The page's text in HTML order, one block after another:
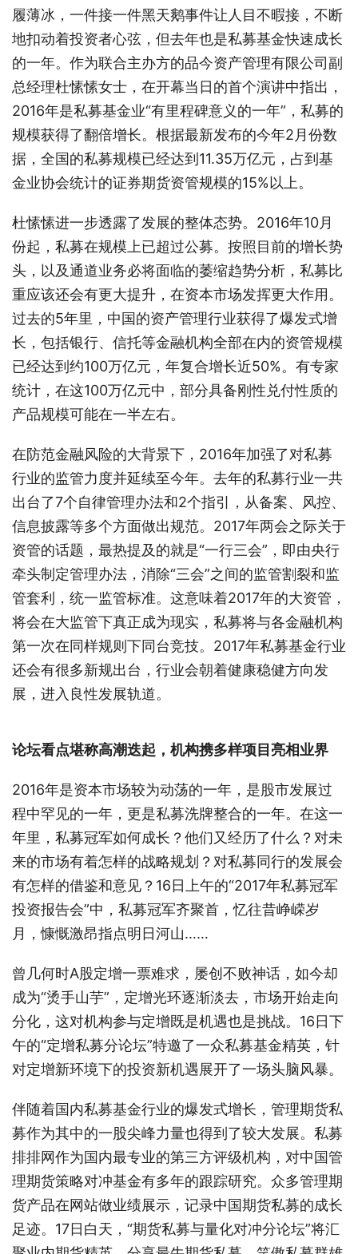
履薄冰，一件接一件黑天鹅事件让人目不暇接，不断
地扣动着投资者心弦，但去年也是私募基金快速成长
的一年。作为联合主办方的品今资产管理有限公司副
总经理杜愫愫女士，在开幕当日的首个演讲中指出，
2016年是私募基金业“有里程碑意义的一年”，私募的
规模获得了翻倍增长。根据最新发布的今年2月份数
据，全国的私募规模已经达到11.35万亿元，占到基
金业协会统计的证券期货资管规模的15%以上。
杜愫愫进一步透露了发展的整体态势。2016年10月
份起，私募在规模上已超过公募。按照目前的增长势
头，以及通道业务必将面临的萎缩趋势分析，私募比
重应该还会有更大提升，在资本市场发挥更大作用。
过去的5年里，中国的资产管理行业获得了爆发式增
长，包括银行、信托等金融机构全部在内的资管规模
已经达到约100万亿元，年复合增长近50%。有专家
统计，在这100万亿元中，部分具备刚性兑付性质的
产品规模可能在一半左右。
在防范金融风险的大背景下，2016年加强了对私募
行业的监管力度并延续至今年。去年的私募行业一共
出台了7个自律管理办法和2个指引，从备案、风控、
信息披露等多个方面做出规范。2017年两会之际关于
资管的话题，最热提及的就是“一行三会”，即由央行
牵头制定管理办法，消除“三会”之间的监管割裂和监
管套利，统一监管标准。这意味着2017年的大资管，
将会在大监管下真正成为现实，私募将与各金融机构
第一次在同样规则下同台竞技。2017年私募基金行业
还会有很多新规出台，行业会朝着健康稳健方向发
展，进入良性发展轨道。
论坛看点堪称高潮迭起，机构携多样项目亮相业界
2016年是资本市场较为动荡的一年，是股市发展过
程中罕见的一年，更是私募洗牌整合的一年。在这一
年里，私募冠军如何成长？他们又经历了什么？对未
来的市场有着怎样的战略规划？对私募同行的发展会
有怎样的借鉴和意见？16日上午的“2017年私募冠军
投资报告会”中，私募冠军齐聚首，忆往昔峥嵘岁
月，慷慨激昂指点明日河山……
曾几何时A股定增一票难求，屡创不败神话，如今却
成为“烫手山芋”，定增光环逐渐淡去，市场开始走向
分化，这对机构参与定增既是机遇也是挑战。16日下
午的“定增私募分论坛”特邀了一众私募基金精英，针
对定增新环境下的投资新机遇展开了一场头脑风暴。
伴随着国内私募基金行业的爆发式增长，管理期货私
募作为其中的一股尖峰力量也得到了较大发展。私募
排排网作为国内最专业的第三方评级机构，对中国管
理期货策略对冲基金有多年的跟踪研究。众多管理期
货产品在网站做业绩展示，记录中国期货私募的成长
足迹。17日白天，“期货私募与量化对冲分论坛”将汇